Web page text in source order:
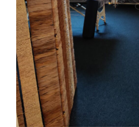
Personligt/Åsikter(161)
Resor(111)
Tävling(159)
Träningar(63)
Utrustning(47)
Senaste kommentarerna
EllenomVINST!!!
CamillaomVINST!!!